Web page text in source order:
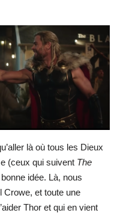
là où tous les Dieux
(ceux qui suivent The
idée. Là, nous
et toute une
Thor et qui en vient